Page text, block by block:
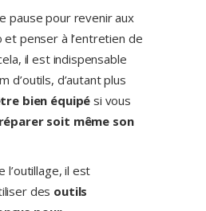
pause pour revenir aux
et penser à l’entretien de
il est indispensable
d’outils, d’autant plus
bien équipé si vous
soit même son
l’outillage, il est
des outils